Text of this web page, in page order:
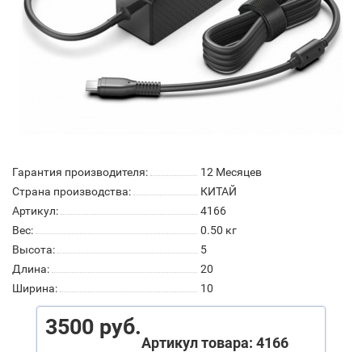
Гарантия производителя:
12 Месяцев
Страна производства:
КИТАЙ
Артикул:
4166
Вес:
0.50 кг
Высота:
5
Длина:
20
Ширина:
10
3500 руб.
Артикул товара: 4166